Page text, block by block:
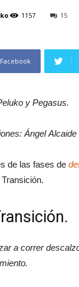
1157 15
Facebook
y Pegasus.
Ángel Alcaide
de las fases de
a correr